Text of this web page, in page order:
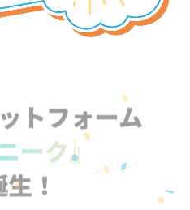
トフォーム
ーク』
生！